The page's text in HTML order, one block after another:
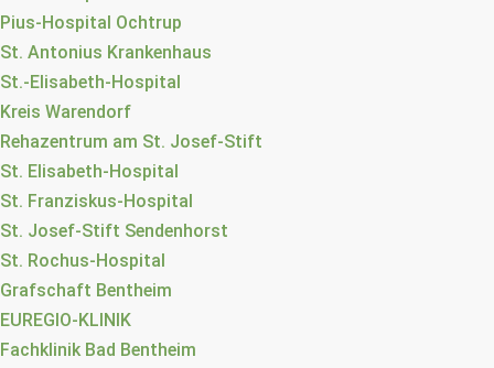
Pius-Hospital Ochtrup
St. Antonius Krankenhaus
St.-Elisabeth-Hospital
Kreis Warendorf
Rehazentrum am St. Josef-Stift
St. Elisabeth-Hospital
St. Franziskus-Hospital
St. Josef-Stift Sendenhorst
St. Rochus-Hospital
Grafschaft Bentheim
EUREGIO-KLINIK
Fachklinik Bad Bentheim